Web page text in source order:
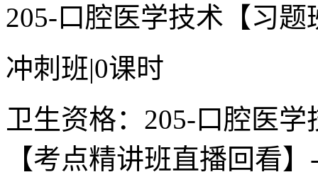
205-口腔医学技术【习题
冲刺班|0课时
卫生资格：205-口腔医
【考点精讲班直播回看